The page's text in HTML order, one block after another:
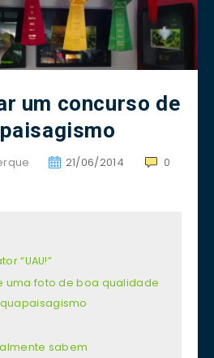
um concurso de
21/06/2014 0
“UAU!”
uma foto de boa qualidade
sabem